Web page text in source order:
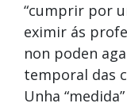
“cumprir por
eximir ás
non poden
temporal das
Unha